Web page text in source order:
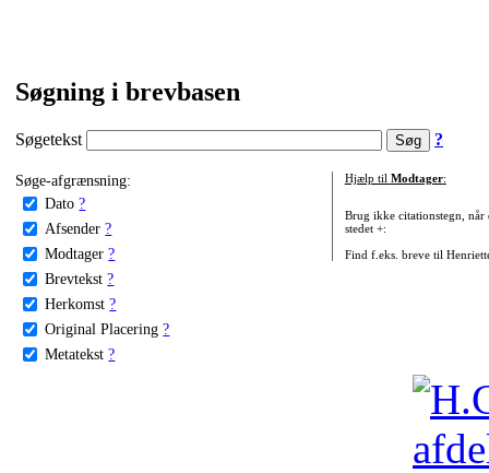
Søgning i brevbasen
Søgetekst ?
Søge-afgrænsning:
Dato ?
Afsender ?
Modtager ?
Brevtekst ?
Herkomst ?
Original Placering ?
Metatekst ?
Hjælp til Modtager:
Brug ikke citationstegn, når
stedet +:
Find f.eks. breve til